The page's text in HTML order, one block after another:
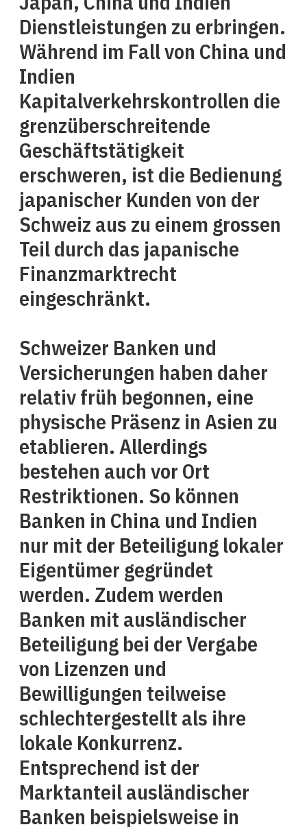
Dienstleistungen zu erbringen.
Während im Fall von China und
Indien
Kapitalverkehrskontrollen die
grenzüberschreitende
Geschäftstätigkeit
erschweren, ist die Bedienung
japanischer Kunden von der
Schweiz aus zu einem grossen
Teil durch das japanische
Finanzmarktrecht
eingeschränkt.
Schweizer Banken und
Versicherungen haben daher
relativ früh begonnen, eine
physische Präsenz in Asien zu
etablieren. Allerdings
bestehen auch vor Ort
Restriktionen. So können
Banken in China und Indien
nur mit der Beteiligung lokaler
Eigentümer gegründet
werden. Zudem werden
Banken mit ausländischer
Beteiligung bei der Vergabe
von Lizenzen und
Bewilligungen teilweise
schlechtergestellt als ihre
lokale Konkurrenz.
Entsprechend ist der
Marktanteil ausländischer
Banken beispielsweise in